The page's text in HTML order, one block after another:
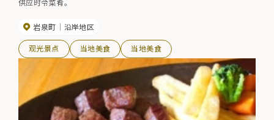
岩泉町 沿岸地区
观光景点 当地美食 当地美食